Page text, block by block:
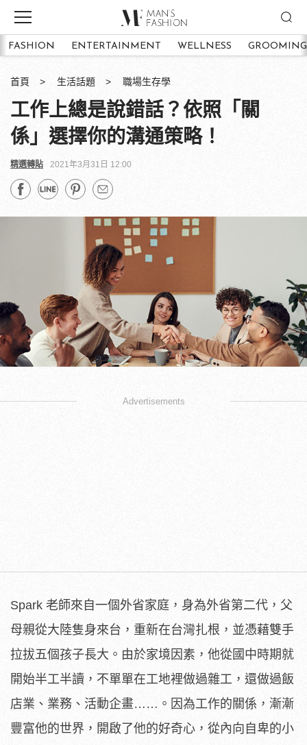
FASHION ENTERTAINMENT WELLNESS GROOMING
首頁 生活話題 職場生存學
工作上總是說錯話？依照「關
係」選擇你的溝通策略！
精選轉貼 2021年3月31日 12:00
Advertisements
Spark 老師來自一個外省家庭，身為外省第二代，父
母親從大陸隻身來台，重新在台灣扎根，並憑藉雙手
拉拔五個孩子長大。由於家境因素，他從國中時期就
開始半工半讀，不單單在工地裡做過雜工，還做過飯
店業、業務、活動企畫……。因為工作的關係，漸漸
豐富他的世界，開啟了他的好奇心，從內向自卑的小